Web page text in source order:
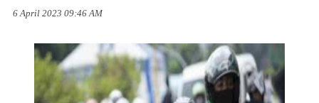
6 April 2023 09:46 AM